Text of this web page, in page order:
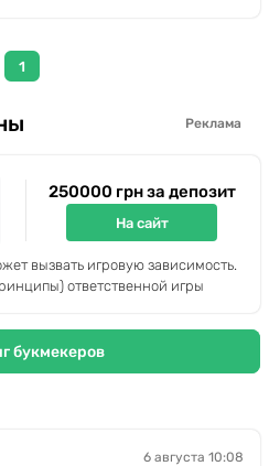
1
Реклама
250000 грн за депозит
На сайт
вызвать игровую зависимость.
ответственной игры
букмекеров
6 августа 10:08